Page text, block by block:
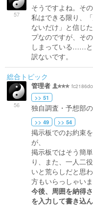
57
そうですよね。そ
私はできる限り、
ないだけ」と信じ
プなのですが、そ
しまっている……と
訳ないです。
総合トピック
56
管理者
>> 51
独自調査・予想部
>> 49 >> 54
掲示板でのお約束
が、
掲示板ではそう簡
り、また、一人二
いと荒らしだと思
方もいらっしゃいま
今後、周囲を納得
を入力して書き込